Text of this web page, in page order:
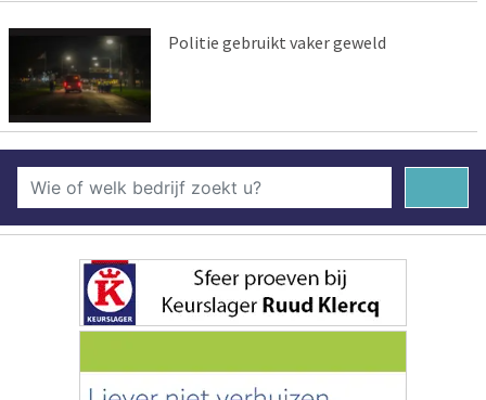
Politie gebruikt vaker geweld